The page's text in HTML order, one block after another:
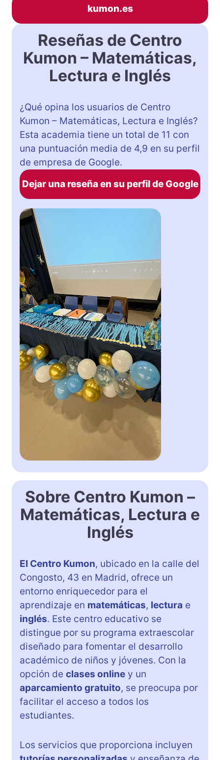
kumon.es
Reseñas de Centro
Kumon – Matemáticas,
Lectura e Inglés
¿Qué opina los usuarios de Centro
Kumon – Matemáticas, Lectura e Inglés?
Esta academia tiene un total de 11 con
una puntuación media de 4,9 en su perfil
de empresa de Google.
Dejar una reseña en su perfil de Google
Sobre Centro Kumon –
Matemáticas, Lectura e
Inglés
El Centro Kumon, ubicado en la calle del
Congosto, 43 en Madrid, ofrece un
entorno enriquecedor para el
aprendizaje en matemáticas, lectura e
inglés. Este centro educativo se
distingue por su programa extraescolar
diseñado para fomentar el desarrollo
académico de niños y jóvenes. Con la
opción de clases online y un
aparcamiento gratuito, se preocupa por
facilitar el acceso a todos los
estudiantes.
Los servicios que proporciona incluyen